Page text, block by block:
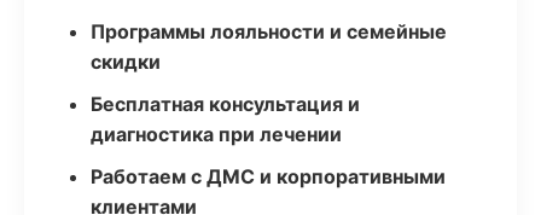
Программы лояльности и семейные
скидки
Бесплатная консультация и
диагностика при лечении
Работаем с ДМС и корпоративными
клиентами